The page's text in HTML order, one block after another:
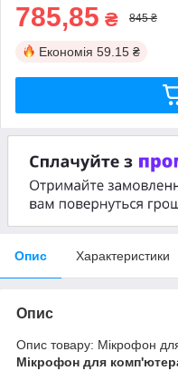
785,85 ₴ 845 ₴
Економія 59.15 ₴
Опис Характеристики
Опис
Опис товару: Мікрофон
Мікрофон для